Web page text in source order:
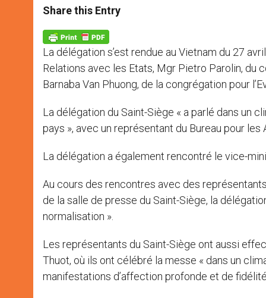
t
s
p
p
s
e
g
e
r
e
b
k
Share this Entry
La délégation s’est rendue au Vietnam du 27
Relations avec les Etats, Mgr Pietro Parolin, du
Barnaba Van Phuong, de la congrégation pour
La délégation du Saint-Siège « a parlé dans un
pays », avec un représentant du Bureau pour les
La délégation a également rencontré le vice-
Au cours des rencontres avec des
de la salle de presse du Saint-Siège, la
normalisation ».
Les représentants du Saint-Siège ont aussi
Thuot, où ils ont célébré la messe « dans un
manifestations d’affection profonde et de